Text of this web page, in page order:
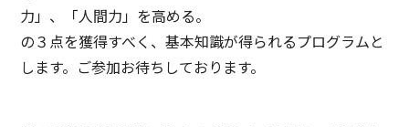
力」、「人間力」を高める。
の３点を獲得すべく、基本知識が得られるプログラムと
します。ご参加お待ちしております。